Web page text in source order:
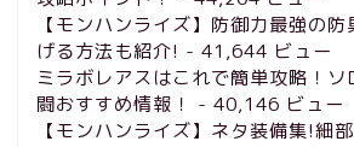
【モンハンライズ】防御力最強の
げる方法も紹介! - 41,644 ビュー
ミラボレアスはこれで簡単攻略！
闘おすすめ情報！
- 40,146 ビュー
【モンハンライズ】ネタ装備集!細